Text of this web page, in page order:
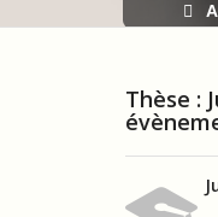
Thèse :